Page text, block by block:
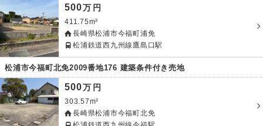
500万 円
411.75m²
長崎県松浦市今福町浦免
松浦鉄道西九州線鷹島口駅
松浦市今福町北免2009番地176 建築条件付き売地
500万 円
303.57m²
長崎県松浦市今福町北免